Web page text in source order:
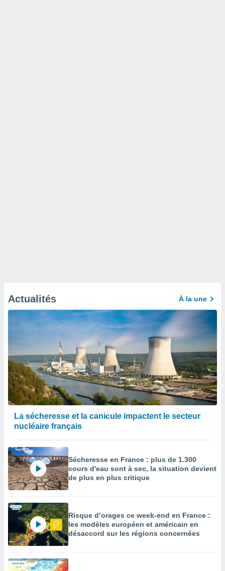
Actualités À la une
La sécheresse et la canicule impactent le secteur
nucléaire français
Sécheresse en France : plus de 1.300
cours d'eau sont à sec, la situation devient
de plus en plus critique
Risque d’orages ce week-end en France :
les modèles européen et américain en
désaccord sur les régions concernées